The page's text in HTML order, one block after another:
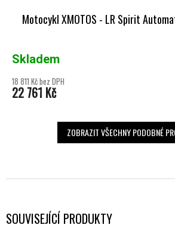
SOUVISEJÍCÍ PRODUKTY
Motocykl XMOTOS - LR Spirit
Skladem
18 811 Kč bez DPH
22 761 Kč
ZOBRAZIT VŠECHNY PODOBNÉ